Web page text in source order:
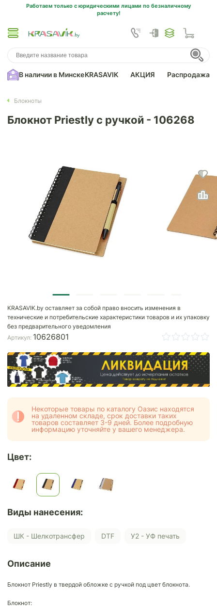
Работаем только с юридическими лицами по безналичному
расчету!
В наличии в МинскеKRASAVIK АКЦИЯ Распродажа
Блокноты
Блокнот Priestly с ручкой - 106268
KRASAVIK.by оставляет за собой право вносить изменения в
технические и потребительские характеристики товаров и их упаковку
без предварительного уведомления
Артикул: 10626801
Некоторые товары по каталогу Оазис находятся
на удаленном складе, срок доставки таких
товаров составляет 3-9 дней. Более подробную
информацию уточняйте у вашего менеджера.
Цвет:
Виды нанесения:
ШК - Шелкотрансфер DTF У2 - УФ печать
Описание
Блокнот Priestly в твердой обложке с ручкой под цвет блокнота.
Блокнот: